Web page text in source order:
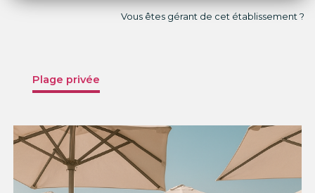
Vous êtes gérant de cet établissement ?
Plage privée